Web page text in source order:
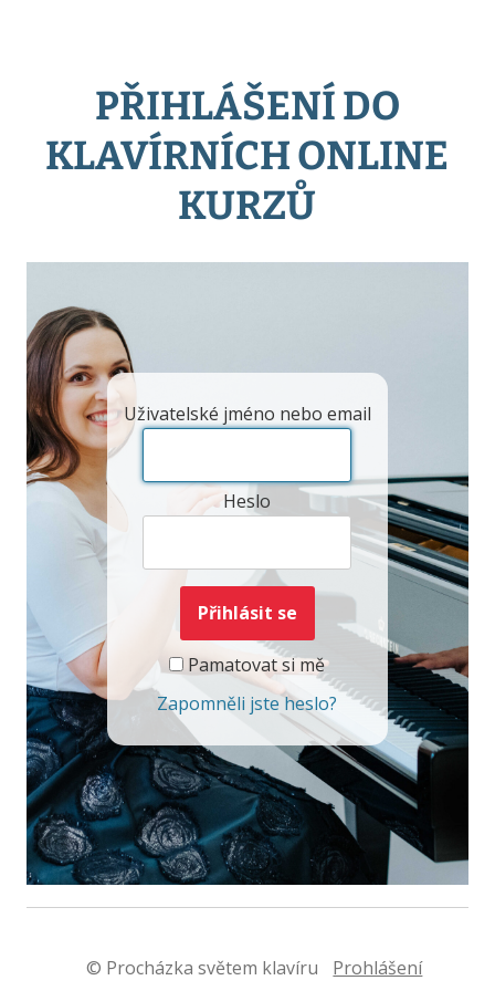
PŘIHLÁŠENÍ DO
KLAVÍRNÍCH ONLINE
KURZŮ
Uživatelské jméno nebo email
Heslo
Pamatovat si mě
Zapomněli jste heslo?
© Procházka světem klavíru Prohlášení